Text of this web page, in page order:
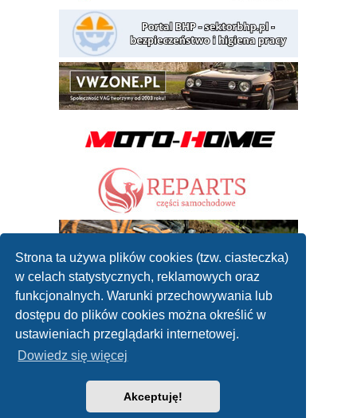
Strona ta używa plików cookies (tzw. ciasteczka)
w celach statystycznych, reklamowych oraz
funkcjonalnych. Warunki przechowywania lub
dostępu do plików cookies można określić w
ustawieniach przeglądarki internetowej.
Dowiedz się więcej
Akceptuję!
Forum mechaników samochodowych
Współpraca: reklamanaportalu@gmail.com